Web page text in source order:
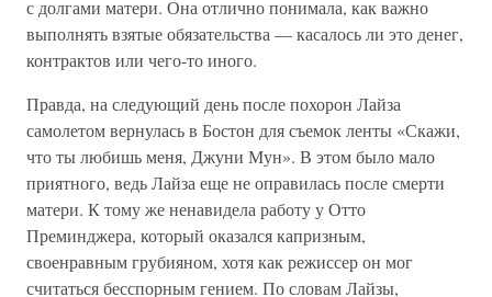
с долгами матери. Она отлично понимала, как важно
выполнять взятые обязательства — касалось ли это денег,
контрактов или чего-то иного.
Правда, на следующий день после похорон Лайза
самолетом вернулась в Бостон для съемок ленты «Скажи,
что ты любишь меня, Джуни Мун». В этом было мало
приятного, ведь Лайза еще не оправилась после смерти
матери. К тому же ненавидела работу у Отто
Преминджера, который оказался капризным,
своенравным грубияном, хотя как режиссер он мог
считаться бесспорным гением. По словам Лайзы,